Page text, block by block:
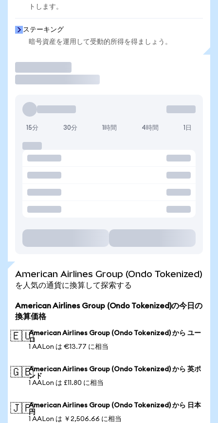
トします。
ステーキング
暗号資産を運用して受動的所得を得ましょう。
15分 30分 1時間 4時間 1日
American Airlines Group (Ondo Tokenized)
を人気の通貨に換算して探索する
American Airlines Group (Ondo Tokenized)の今日の
換算価格
🇪🇺American Airlines Group (Ondo Tokenized) から ユー
ロ
1 AALon は €13.77 に相当
🇬🇧American Airlines Group (Ondo Tokenized) から 英ポ
ンド
1 AALon は £11.80 に相当
🇯🇵American Airlines Group (Ondo Tokenized) から 日本
円
1 AALon は ￥2,506.66 に相当